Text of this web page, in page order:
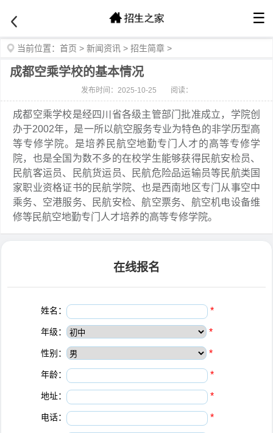
☰
当前位置： 首页 > 新闻资讯 > 招生简章 >
成都空乘学校的基本情况
发布时间：2025-10-25 阅读：
成都空乘学校是经四川省各级主管部门批准成立，学院创
办于2002年，是一所以航空服务专业为特色的非学历型高
等专修学院。是培养民航空地勤专门人才的高等专修学
院，也是全国为数不多的在校学生能够获得民航安检员、
民航客运员、民航货运员、民航危险品运输员等民航类国
家职业资格证书的民航学院、也是西南地区专门从事空中
乘务、空港服务、民航安检、航空票务、航空机电设备维
修等民航空地勤专门人才培养的高等专修学院。
在线报名
姓名： *
年级： *
性别： *
年龄： *
地址： *
电话： *